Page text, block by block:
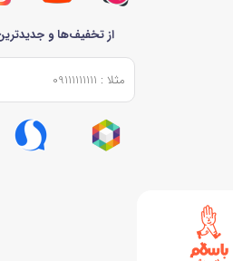
از تخفیف‌ها و